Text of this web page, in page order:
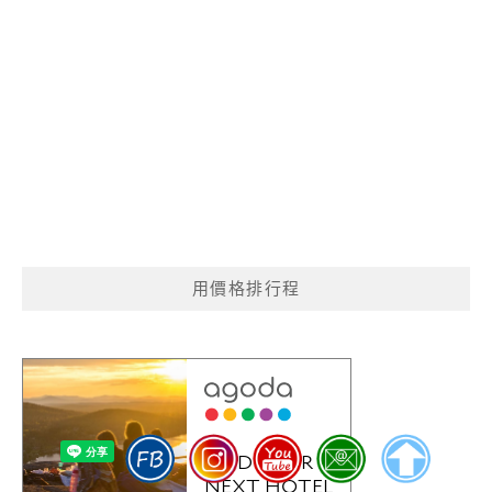
用價格排行程